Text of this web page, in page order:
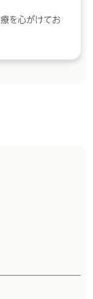
を心がけてお